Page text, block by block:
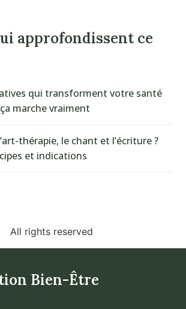
approfondissent ce
qui transforment votre santé
marche vraiment
thérapie, le chant et l’écriture ?
et indications
All rights reserved
Bien-Être